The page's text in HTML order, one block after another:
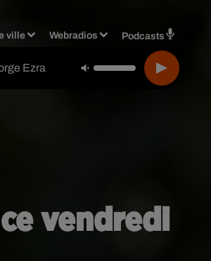
ville Webradios Podcasts
Ezra
vendredi